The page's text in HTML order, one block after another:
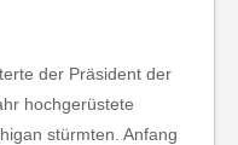
der Präsident der
hochgerüstete
stürmten. Anfang